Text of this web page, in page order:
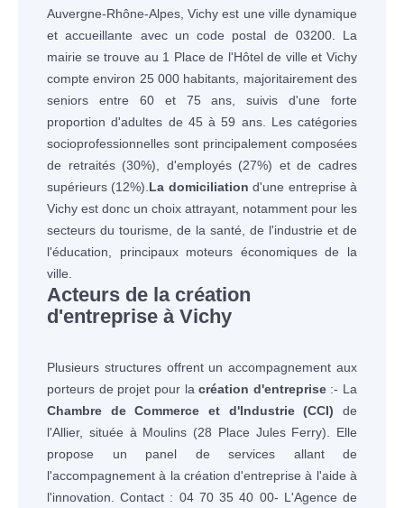
Auvergne-Rhône-Alpes, Vichy est une ville dynamique
et accueillante avec un code postal de 03200. La
mairie se trouve au 1 Place de l'Hôtel de ville et Vichy
compte environ 25 000 habitants, majoritairement des
seniors entre 60 et 75 ans, suivis d'une forte
proportion d'adultes de 45 à 59 ans. Les catégories
socioprofessionnelles sont principalement composées
de retraités (30%), d'employés (27%) et de cadres
supérieurs (12%). La domiciliation d'une entreprise à
Vichy est donc un choix attrayant, notamment pour les
secteurs du tourisme, de la santé, de l'industrie et de
l'éducation, principaux moteurs économiques de la
ville.
Acteurs de la création
d'entreprise à Vichy
Plusieurs structures offrent un accompagnement aux
porteurs de projet pour lacréation d'entreprise:- La
Chambre de Commerce et d'Industrie (CCI) de
l'Allier, située à Moulins (28 Place Jules Ferry). Elle
propose un panel de services allant de
l'accompagnement à la création d'entreprise à l'aide à
l'innovation. Contact : 04 70 35 40 00- L'Agence de